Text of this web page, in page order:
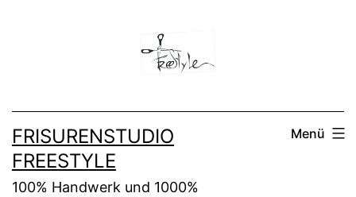
FRISURENSTUDIO
FREESTYLE
100% Handwerk und 1000%
Menü